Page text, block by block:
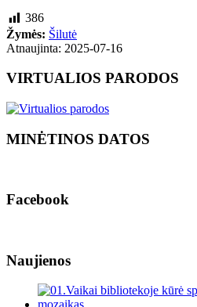
386
Žymės: Šilutė
Atnaujinta: 2025-07-16
VIRTUALIOS PARODOS
MINĖTINOS DATOS
Facebook
Naujienos